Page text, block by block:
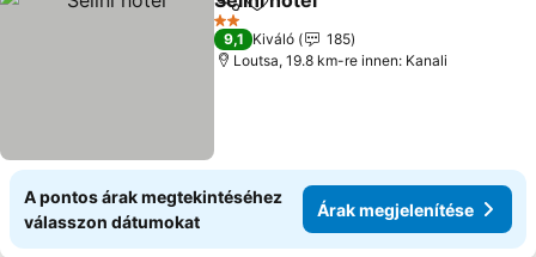
Megosztás
Hozzáadás a kedvencekhez
2 Kategória
9,1 Kiváló
185
Loutsa, 19.8 km-re innen: Kanali
A pontos árak megtekintéséhez
válasszon dátumokat
Árak megjelenítése